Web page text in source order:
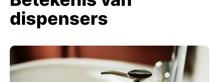
dispensers